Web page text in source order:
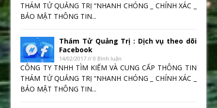
THÁM TỬ QUẢNG TRỊ “NHANH CHÓNG _ CHÍNH XÁC _
BẢO MẬT THÔNG TIN...
Thám Tử Quảng Trị : Dịch vụ theo dõi
Facebook
14/02/2017 // 0 Bình luận
CÔNG TY TNHH TÌM KIẾM VÀ CUNG CẤP THÔNG TIN
THÁM TỬ QUẢNG TRỊ “NHANH CHÓNG _ CHÍNH XÁC _
BẢO MẬT THÔNG TIN...